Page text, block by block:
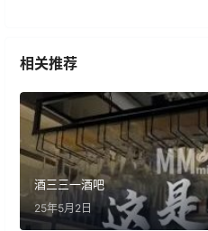
相关推荐
酒三三一酒吧
25年5月2日